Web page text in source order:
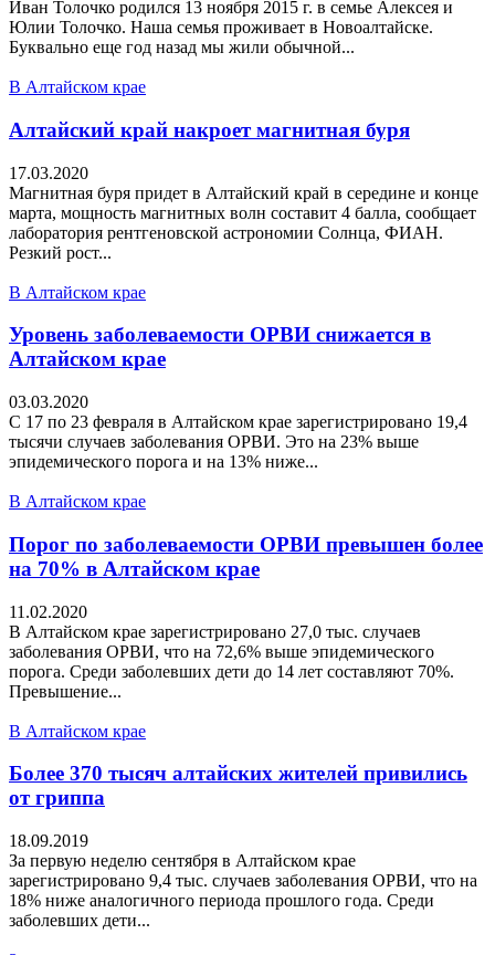
Иван Толочко родился 13 ноября 2015 г. в семье Алексея и
Юлии Толочко. Наша семья проживает в Новоалтайске.
Буквально еще год назад мы жили обычной...
В Алтайском крае
Алтайский край накроет магнитная буря
17.03.2020
Магнитная буря придет в Алтайский край в середине и конце
марта, мощность магнитных волн составит 4 балла, сообщает
лаборатория рентгеновской астрономии Солнца, ФИАН.
Резкий рост...
В Алтайском крае
Уровень заболеваемости ОРВИ снижается в
Алтайском крае
03.03.2020
С 17 по 23 февраля в Алтайском крае зарегистрировано 19,4
тысячи случаев заболевания ОРВИ. Это на 23% выше
эпидемического порога и на 13% ниже...
В Алтайском крае
Порог по заболеваемости ОРВИ превышен более
на 70% в Алтайском крае
11.02.2020
В Алтайском крае зарегистрировано 27,0 тыс. случаев
заболевания ОРВИ, что на 72,6% выше эпидемического
порога. Среди заболевших дети до 14 лет составляют 70%.
Превышение...
В Алтайском крае
Более 370 тысяч алтайских жителей привились
от гриппа
18.09.2019
За первую неделю сентября в Алтайском крае
зарегистрировано 9,4 тыс. случаев заболевания ОРВИ, что на
18% ниже аналогичного периода прошлого года. Среди
заболевших дети...